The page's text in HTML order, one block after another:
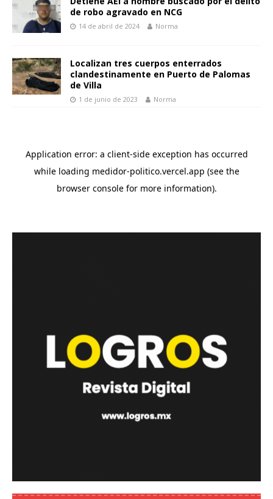
de robo agravado en NCG
14 de abril de 2024 Norma
Localizan tres cuerpos enterrados
clandestinamente en Puerto de Palomas
de Villa
1 de junio de 2023 Norma